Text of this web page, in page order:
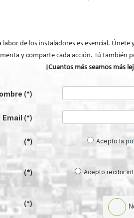
en el nuevo título
de Cádiz,
y Rehabilitación
horas, se divide en tres
de Rehabilitación
Energética en el que
labor de los instaladores es esencial. Únete
y comparte cada acción. Tú también
¡Cuantos más seamos más
(*)
Email (*)
(*) Acepto la
(*) Acepto recibir
(*)